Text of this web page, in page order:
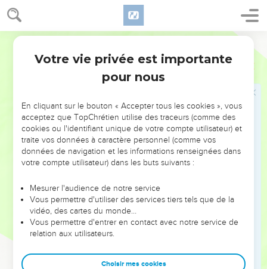
2 Rois 4
Quand on sert cette soupe aux hommes, ils goûtent et se
mettent à crier : « Homme de Dieu, la soupe est
empoisonnée ! » Personne ne peut en manger.
Élisée dit : « Apportez de la farine. » Il en jette dans la
marmite et dit à son serviteur : « Maintenant, sers cette
soupe, et qu’ils mangent ! » Or, la soupe est devenue bonne
Élisée nourrit cent personnes
Un jour, un homme arrive de Baal-Chalicha. Il apporte à
l’homme de Dieu vingt pains d’orge et un sac de grains qu’il
pains à manger à tous ces gens. »
Mais le serviteur répond : « Comment est-ce que je peux
nourrir 100 personnes avec cela ? » Élisée répond : « Donne
les pains à manger à tous ces gens. En effet, voici ce que le
encore de la nourriture.” »
Votre vie privée est importante
pour nous
En cliquant sur le bouton « Accepter tous les cookies », vous
acceptez que TopChrétien utilise des traceurs (comme des
cookies ou l'identifiant unique de votre compte utilisateur) et
traite vos données à caractère personnel (comme vos
données de navigation et les informations renseignées dans
votre compte utilisateur) dans les buts suivants :
Mesurer l'audience de notre service
Vous permettre d'utiliser des services tiers tels que de la
vidéo, des cartes du monde…
Vous permettre d'entrer en contact avec notre service de
relation aux utilisateurs.
Choisir mes cookies